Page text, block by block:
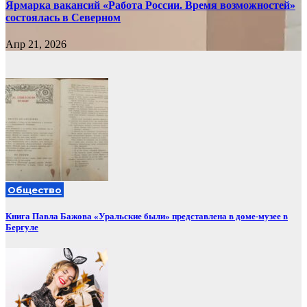
Ярмарка вакансий «Работа России. Время возможностей»
состоялась в Северном
Апр 21, 2026
Общество
Книга Павла Бажова «Уральские были» представлена в доме-музее в
Бергуле